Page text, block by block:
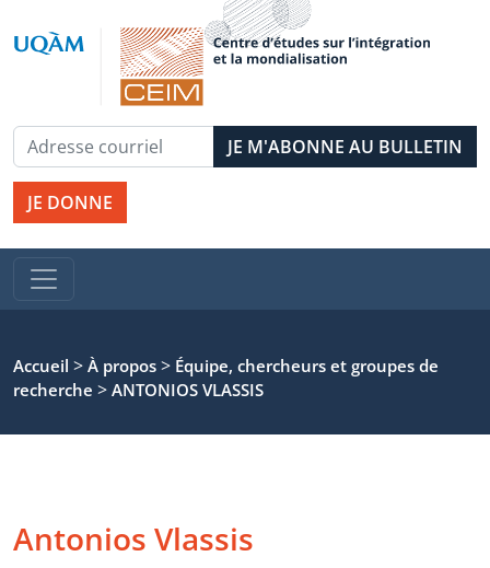
JE DONNE
Accueil > À propos > Équipe, chercheurs et groupes de
recherche > ANTONIOS VLASSIS
Antonios Vlassis